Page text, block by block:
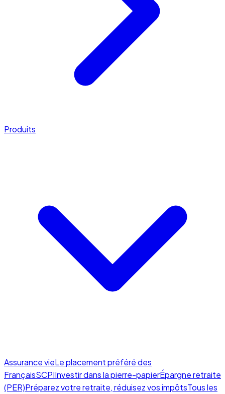
Produits
Assurance vieLe placement préféré des
FrançaisSCPIInvestir dans la pierre-papierÉpargne retraite
(PER)Préparez votre retraite, réduisez vos impôtsTous les